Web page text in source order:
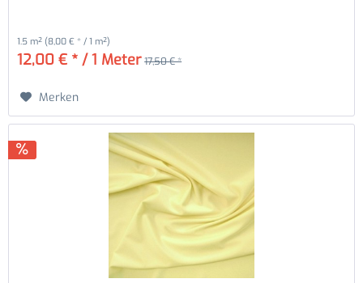
1.5 m² (8,00 € * / 1 m²)
12,00 € * / 1 Meter 17,50 € *
Merken